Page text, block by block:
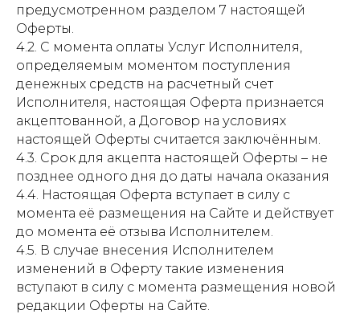
предусмотренном разделом 7 настоящей
Оферты.
4.2. С момента оплаты Услуг Исполнителя,
определяемым моментом поступления
денежных средств на расчетный счет
Исполнителя, настоящая Оферта признается
акцептованной, а Договор на условиях
настоящей Оферты считается заключённым.
4.3. Срок для акцепта настоящей Оферты – не
позднее одного дня до даты начала оказания
4.4. Настоящая Оферта вступает в силу с
момента её размещения на Cайте и действует
до момента её отзыва Исполнителем.
4.5. В случае внесения Исполнителем
изменений в Оферту такие изменения
вступают в силу с момента размещения новой
редакции Оферты на Cайте.